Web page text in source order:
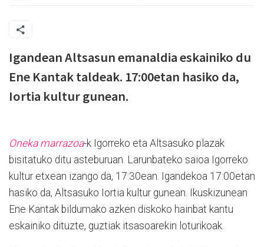
Igandean Altsasun emanaldia eskainiko du
Ene Kantak taldeak. 17:00etan hasiko da,
Iortia kultur gunean.
Oneka marrazoa-k Igorreko eta Altsasuko plazak
bisitatuko ditu asteburuan. Larunbateko saioa Igorreko
kultur etxean izango da, 17:30ean. Igandekoa 17:00etan
hasiko da, Altsasuko Iortia kultur gunean. Ikuskizunean
Ene Kantak bildumako azken diskoko hainbat kantu
eskainiko dituzte, guztiak itsasoarekin loturikoak.